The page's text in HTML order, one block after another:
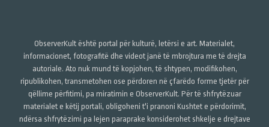
ObserverKult është portal për kulturë, letërsi e art. Materialet,
informacionet, fotografitë dhe videot janë të mbrojtura me të drejta
autoriale. Ato nuk mund të kopjohen, të shtypen, modifikohen,
ripublikohen, transmetohen ose përdoren në çfarëdo forme tjetër për
qëllime përfitimi, pa miratimin e ObserverKult. Për të shfrytëzuar
materialet e këtij portali, obligoheni t'i pranoni Kushtet e përdorimit,
ndërsa shfrytëzimi pa lejen paraprake konsiderohet shkelje e drejtave